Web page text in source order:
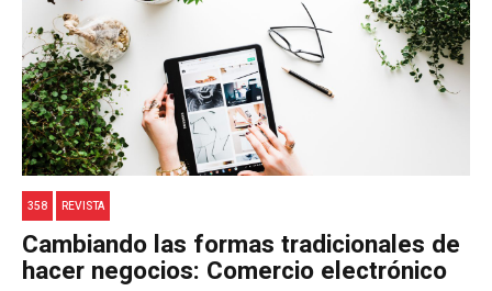
358 REVISTA
Cambiando las formas tradicionales de
hacer negocios: Comercio electrónico